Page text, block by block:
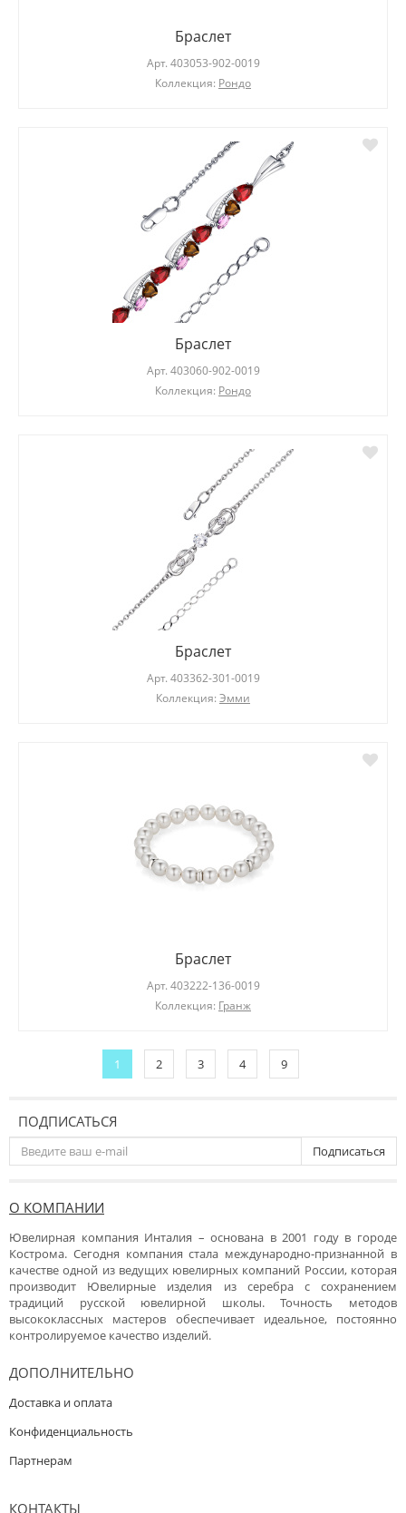
Браслет
Арт. 403053-902-0019
Коллекция: Рондо
Браслет
Арт. 403060-902-0019
Коллекция: Рондо
Браслет
Арт. 403362-301-0019
Коллекция: Эмми
Браслет
Арт. 403222-136-0019
Коллекция: Гранж
1 2 3 4 9
ПОДПИСАТЬСЯ
Подписаться
О КОМПАНИИ
Ювелирная компания Инталия – основана в 2001 году в городе
Кострома. Сегодня компания стала международно-признанной в
качестве одной из ведущих ювелирных компаний России, которая
производит Ювелирные изделия из серебра с сохранением
традиций русской ювелирной школы. Точность методов
высококлассных мастеров обеспечивает идеальное, постоянно
контролируемое качество изделий.
ДОПОЛНИТЕЛЬНО
Доставка и оплата
Конфиденциальность
Партнерам
КОНТАКТЫ